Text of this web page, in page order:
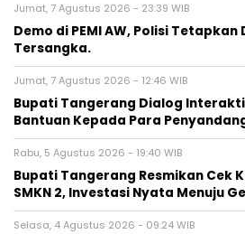
Jumat, 7 Agustus 2026 - 23:39 WIB
Demo di PEMI AW, Polisi Tetapkan
Tersangka.
Jumat, 7 Agustus 2026 - 12:46 WIB
Bupati Tangerang Dialog
Bantuan Kepada Para
Rabu, 5 Agustus 2026 - 19:40 WIB
‎Bupati Tangerang Resmikan Cek
SMKN 2, Investasi Nyata Menuju
Selasa, 4 Agustus 2026 - 09:24 WIB